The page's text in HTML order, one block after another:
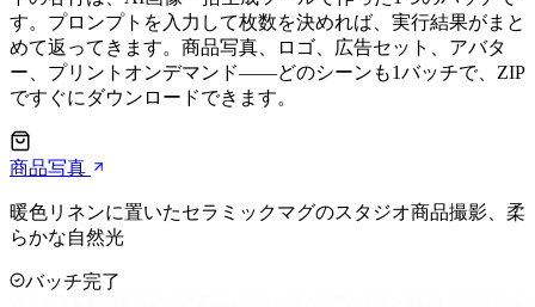
す。プロンプトを入力して枚数を決めれば、実行結果がまと
めて返ってきます。商品写真、ロゴ、広告セット、アバタ
ー、プリントオンデマンド——どのシーンも1バッチで、ZIP
ですぐにダウンロードできます。
商品写真
暖色リネンに置いたセラミックマグのスタジオ商品撮影、柔
らかな自然光
バッチ完了